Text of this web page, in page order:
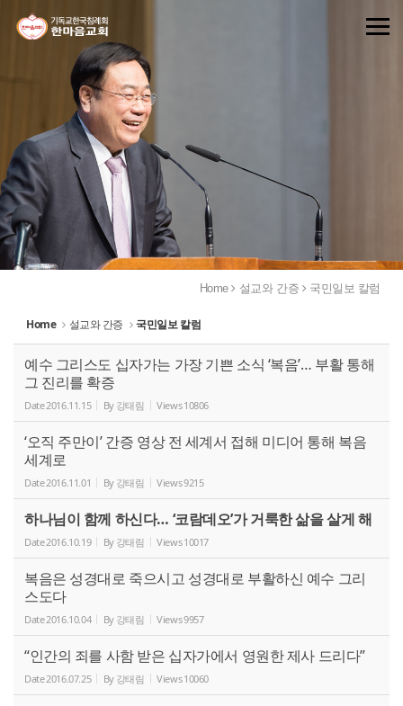
Home 설교와 간증 국민일보 칼럼
Home 설교와 간증 국민일보 칼럼
예수 그리스도 십자가는 가장 기쁜 소식 ‘복음’… 부활 통해
그 진리를 확증
Date2016.11.15 By 강태림 Views10806
‘오직 주만이’ 간증 영상 전 세계서 접해 미디어 통해 복음
세계로
Date2016.11.01 By 강태림 Views9215
하나님이 함께 하신다… ‘코람데오’가 거룩한 삶을 살게 해
Date2016.10.19 By 강태림 Views10017
복음은 성경대로 죽으시고 성경대로 부활하신 예수 그리
스도다
Date2016.10.04 By 강태림 Views9957
“인간의 죄를 사함 받은 십자가에서 영원한 제사 드리다”
Date2016.07.25 By 강태림 Views10060